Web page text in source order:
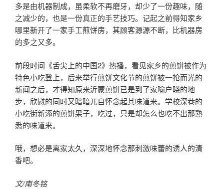
多是由机器制成，虽柔软不再磨牙，却少了一份趣味，随
之减少的，也是一份真正的手艺技巧。记起之前得知家乡
哪里新开了一家手工煎饼房，其顾客源源不断，比机器房
的多之又多。
前段时间《舌尖上的中国2》热播，看见家乡的煎饼被作为
特色小吃登上，后来举行煎饼文化节的煎饼被一抢而光的
新闻之后，才得知原来沂蒙煎饼已是到了家喻户晓的地
步，欣慰的同时又暗暗兀自怀念起其味道来。学校深巷的
小吃街新添的煎饼果子，吃过，只是却怎么也吃不出那熟
悉的味道来。
哦，想必是离家太久，深深地怀念那刺激味蕾的诱人的清
香吧。
文/南冬铭